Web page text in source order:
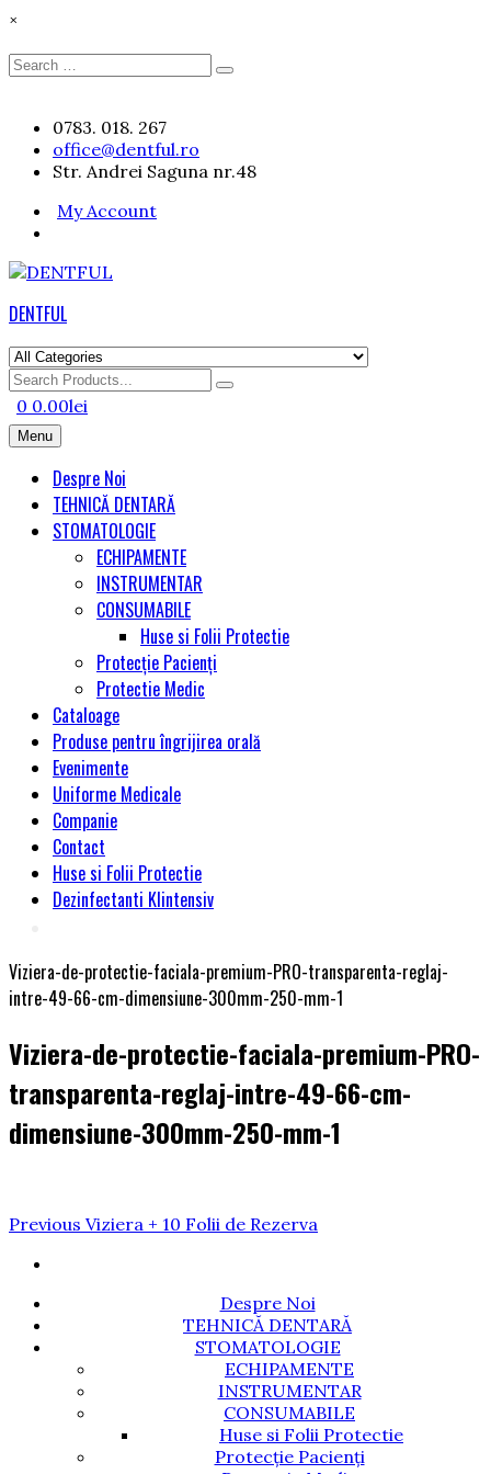
×
Search
Search
Skip
content
0783. 018. 267
office@dentful.ro
Str. Andrei Saguna nr.48
My Account
DENTFUL
Search
for
0 0.00lei
Menu
Despre Noi
TEHNICĂ DENTARĂ
STOMATOLOGIE
ECHIPAMENTE
INSTRUMENTAR
CONSUMABILE
Huse si Folii Protectie
Protecție Pacienți
Protectie Medic
Cataloage
Produse pentru îngrijirea orală
Evenimente
Uniforme Medicale
Companie
Contact
Huse si Folii Protectie
Dezinfectanti Klintensiv
Viziera-de-protectie-faciala-premium-PRO-transparenta-reglaj-
intre-49-66-cm-dimensiune-300mm-250-mm-1
Viziera-de-protectie-faciala-premium-PRO-
transparenta-reglaj-intre-49-66-cm-
dimensiune-300mm-250-mm-1
Navigare
articole
Previous
Previous Viziera + 10 Folii de Rezerva
Despre Noi
TEHNICĂ DENTARĂ
STOMATOLOGIE
ECHIPAMENTE
INSTRUMENTAR
CONSUMABILE
Huse si Folii Protectie
Protecție Pacienți